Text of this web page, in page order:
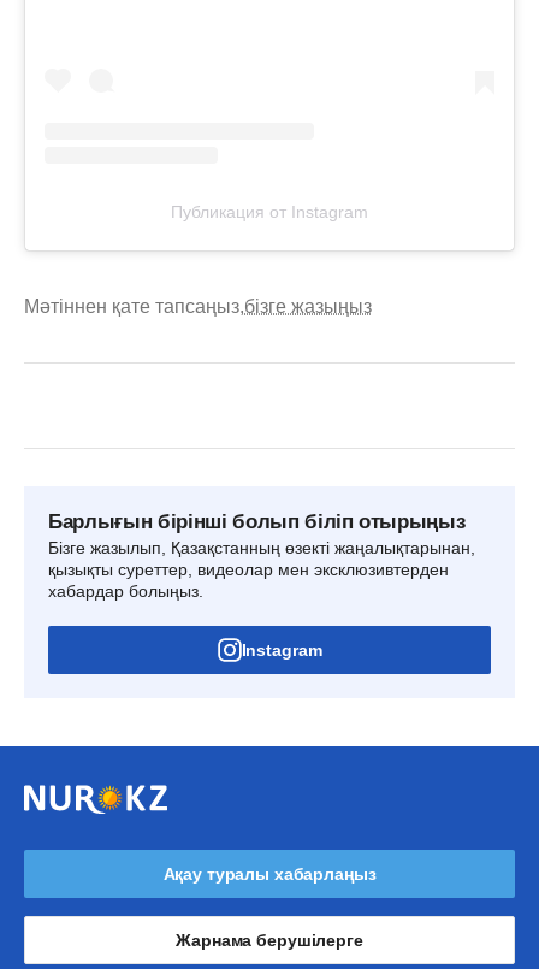
Публикация от Instagram
Мәтіннен қате тапсаңыз,бізге жазыңыз
Барлығын бірінші болып біліп отырыңыз
Бізге жазылып, Қазақстанның өзекті жаңалықтарынан,
қызықты суреттер, видеолар мен эксклюзивтерден
хабардар болыңыз.
Instagram
Ақау туралы хабарлаңыз
Жарнама берушілерге